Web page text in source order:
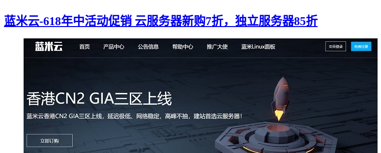
蓝米云-618年中活动促销 云服务器新购7折，独立服务器85折